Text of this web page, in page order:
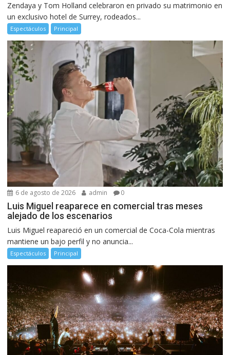
Zendaya y Tom Holland celebraron en privado su matrimonio en
un exclusivo hotel de Surrey, rodeados...
Espectáculos Principal
6 de agosto de 2026 admin 0
Luis Miguel reaparece en comercial tras meses
alejado de los escenarios
Luis Miguel reapareció en un comercial de Coca-Cola mientras
mantiene un bajo perfil y no anuncia...
Espectáculos Principal